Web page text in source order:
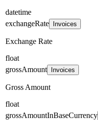
datetime
exchangeRate
Invoices
Exchange Rate
float
grossAmount
Invoices
Gross Amount
float
grossAmountInBaseCurrency